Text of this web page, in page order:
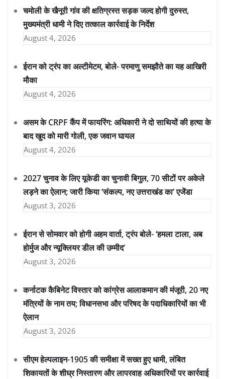
चमोली के खैनूरी गांव की क्षतिग्रस्त सड़क जल्द होगी दुरुस्त,
मुख्यमंत्री धामी ने दिए तत्काल कार्रवाई के निर्देश
August 4, 2026
ईरान को ट्रंप का अल्टीमेटम, बोले- परमाणु समझौते का यह आखिरी
मौका
August 4, 2026
असम के CRPF कैंप में फायरिंग: अधिकारी ने दो साथियों की हत्या के
बाद खुद को मारी गोली, एक जवान घायल
August 4, 2026
2027 चुनाव के लिए यूकेडी का चुनावी बिगुल, 70 सीटों पर अकेले
लड़ने का ऐलान; जारी किया ‘संकल्प, नए उत्तराखंड का’ एजेंडा
August 3, 2026
ईरान से सोमवार को होगी अहम वार्ता, ट्रंप बोले- ‘हमला टाला, अब
होर्मुज और न्यूक्लियर डील की उम्मीद’
August 3, 2026
कर्नाटक कैबिनेट विस्तार को कांग्रेस आलाकमान की मंजूरी, 20 नए
मंत्रियों के नाम तय; विधानसभा और परिषद के पदाधिकारियों का भी
ऐलान
August 3, 2026
सीएम हेल्पलाइन-1905 की समीक्षा में सख्त हुए धामी, लंबित
शिकायतों के शीघ्र निस्तारण और लापरवाह अधिकारियों पर कार्रवाई